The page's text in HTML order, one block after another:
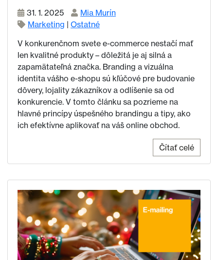
31. 1. 2025
Mia Murín
Marketing | Ostatné
V konkurenčnom svete e-commerce nestačí mať
len kvalitné produkty – dôležitá je aj silná a
zapamätateľná značka. Branding a vizuálna
identita vášho e-shopu sú kľúčové pre budovanie
dôvery, lojality zákazníkov a odlíšenie sa od
konkurencie. V tomto článku sa pozrieme na
hlavné princípy úspešného brandingu a tipy, ako
ich efektívne aplikovať na váš online obchod.
Čítať celé